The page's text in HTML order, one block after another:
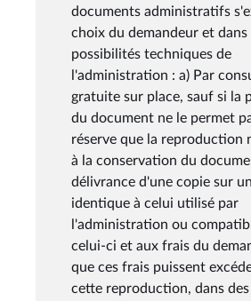
documents administratifs
choix du demandeur et
possibilités techniques de
l'administration : a) Par
gratuite sur place, sauf si la
du document ne le permet
réserve que la reproduction
à la conservation du
délivrance d'une copie sur
identique à celui utilisé par
l'administration ou
celui-ci et aux frais du
que ces frais puissent
cette reproduction, dans